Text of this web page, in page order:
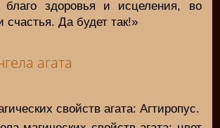
здоровья и исцеления, во
счастья. Да будет так!»
агата
свойств агата: Агтиропус.